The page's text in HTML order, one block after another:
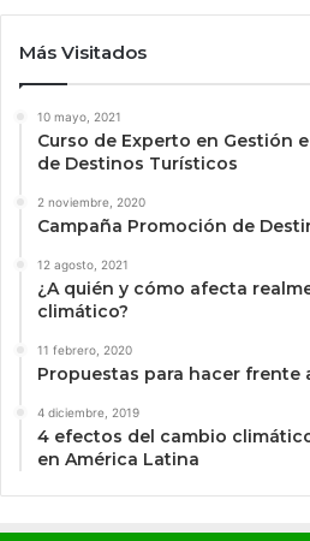
Más Visitados
10 mayo, 2021
Curso de Experto en Gestión
de Destinos Turísticos
2 noviembre, 2020
Campaña Promoción de
12 agosto, 2021
¿A quién y cómo afecta
climático?
11 febrero, 2020
Propuestas para hacer frente
4 diciembre, 2019
4 efectos del cambio
en América Latina